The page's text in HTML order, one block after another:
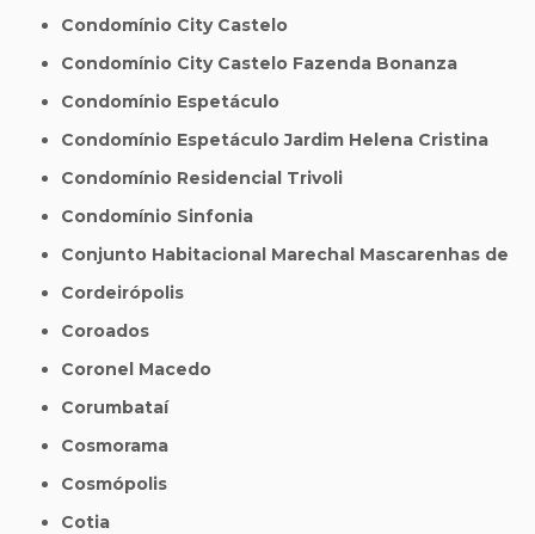
Condomínio City Castelo
Condomínio City Castelo Fazenda Bonanza
Condomínio Espetáculo
Condomínio Espetáculo Jardim Helena Cristina
Condomínio Residencial Trivoli
Condomínio Sinfonia
Conjunto Habitacional Marechal Mascarenhas de
Cordeirópolis
Coroados
Coronel Macedo
Corumbataí
Cosmorama
Cosmópolis
Cotia